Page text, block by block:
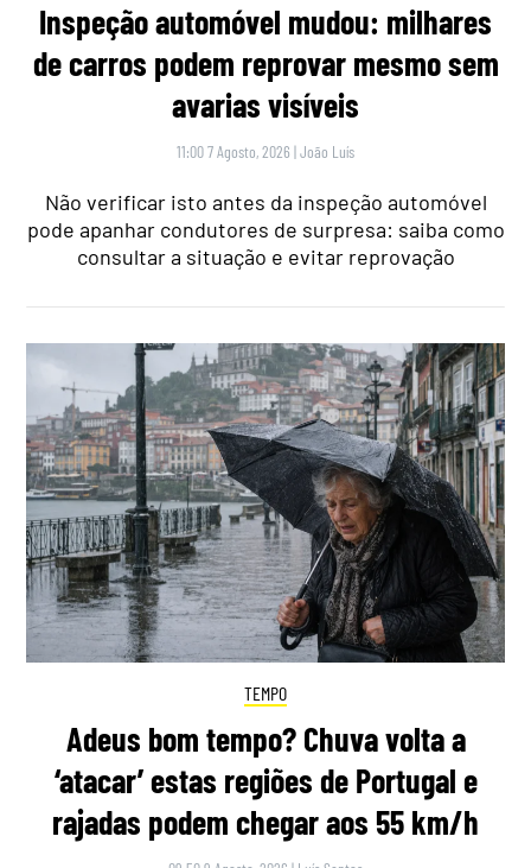
Inspeção automóvel mudou: milhares
de carros podem reprovar mesmo sem
avarias visíveis
11:00 7 Agosto, 2026 |João Luís
Não verificar isto antes da inspeção automóvel
pode apanhar condutores de surpresa: saiba como
consultar a situação e evitar reprovação
TEMPO
Adeus bom tempo? Chuva volta a
‘atacar’ estas regiões de Portugal e
rajadas podem chegar aos 55 km/h